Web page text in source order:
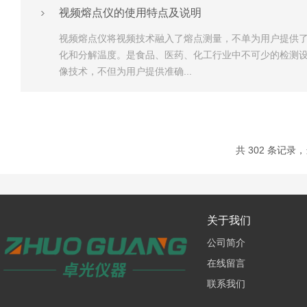
视频熔点仪的使用特点及说明
视频熔点仪将视频技术融入了熔点测量，不单为用户提供
化和分解温度。是食品、医药、化工行业中不可少的检测
像技术，不但为用户提供准确...
共 302 条记录
关于我们
公司简介
在线留言
联系我们